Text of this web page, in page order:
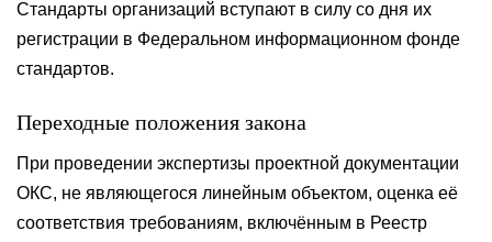
Стандарты организаций вступают в силу со дня их
регистрации в Федеральном информационном фонде
стандартов.
Переходные положения закона
При проведении экспертизы проектной документации
ОКС, не являющегося линейным объектом, оценка её
соответствия требованиям, включённым в Реестр